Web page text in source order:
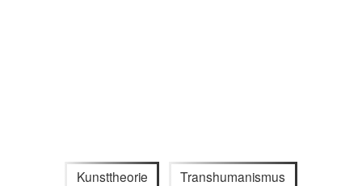
Kunsttheorie Transhumanismus